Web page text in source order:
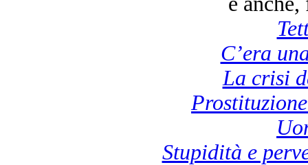
C’era
La crisi
Stupidità e